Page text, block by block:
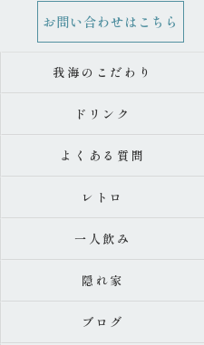
お問い合わせはこちら
我海のこだわり
ドリンク
よくある質問
レトロ
一人飲み
隠れ家
ブログ